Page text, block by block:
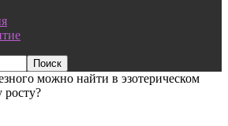
можно найти в эзотерическом
росту?